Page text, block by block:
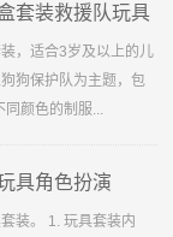
套装救援队玩具
，适合3岁及以上的儿
狗保护队为主题，包
颜色的制服...
具角色扮演
装。 1. 玩具套装内